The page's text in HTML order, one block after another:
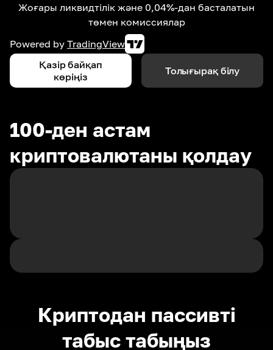
Жоғары ликвидтілік және 0,04%-дан басталатын
төмен комиссиялар
Powered by TradingView
Қазір байқап
көріңіз
Толығырақ білу
100-ден астам
криптовалютаны қолдау
Криптодан пассивті
табыс табыңыз